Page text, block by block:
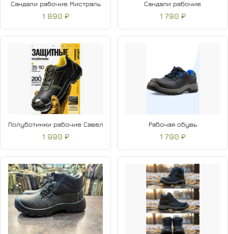
Сандали рабочие Мистраль
1 890 ₽
Сандали рабочие
1 790 ₽
Полуботинки рабочие Савел
1 990 ₽
Рабочая обувь
1 790 ₽